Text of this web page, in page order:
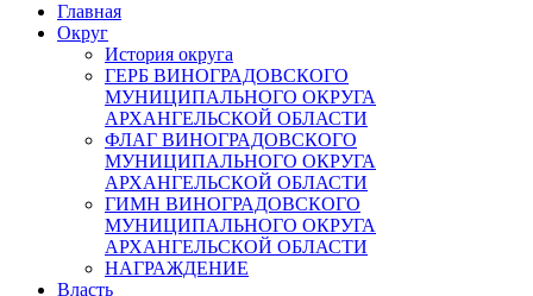
Главная
Округ
История округа
ГЕРБ ВИНОГРАДОВСКОГО
МУНИЦИПАЛЬНОГО ОКРУГА
АРХАНГЕЛЬСКОЙ ОБЛАСТИ
ФЛАГ ВИНОГРАДОВСКОГО
МУНИЦИПАЛЬНОГО ОКРУГА
АРХАНГЕЛЬСКОЙ ОБЛАСТИ
ГИМН ВИНОГРАДОВСКОГО
МУНИЦИПАЛЬНОГО ОКРУГА
АРХАНГЕЛЬСКОЙ ОБЛАСТИ
НАГРАЖДЕНИЕ
Власть